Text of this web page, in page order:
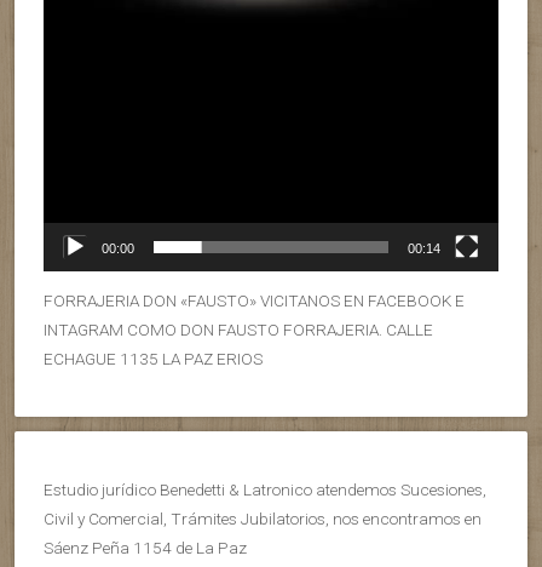
00:00 00:14
FORRAJERIA DON «FAUSTO» VICITANOS EN FACEBOOK E
INTAGRAM COMO DON FAUSTO FORRAJERIA. CALLE
ECHAGUE 1135 LA PAZ ERIOS
Estudio jurídico Benedetti & Latronico atendemos Sucesiones,
Civil y Comercial, Trámites Jubilatorios, nos encontramos en
Sáenz Peña 1154 de La Paz